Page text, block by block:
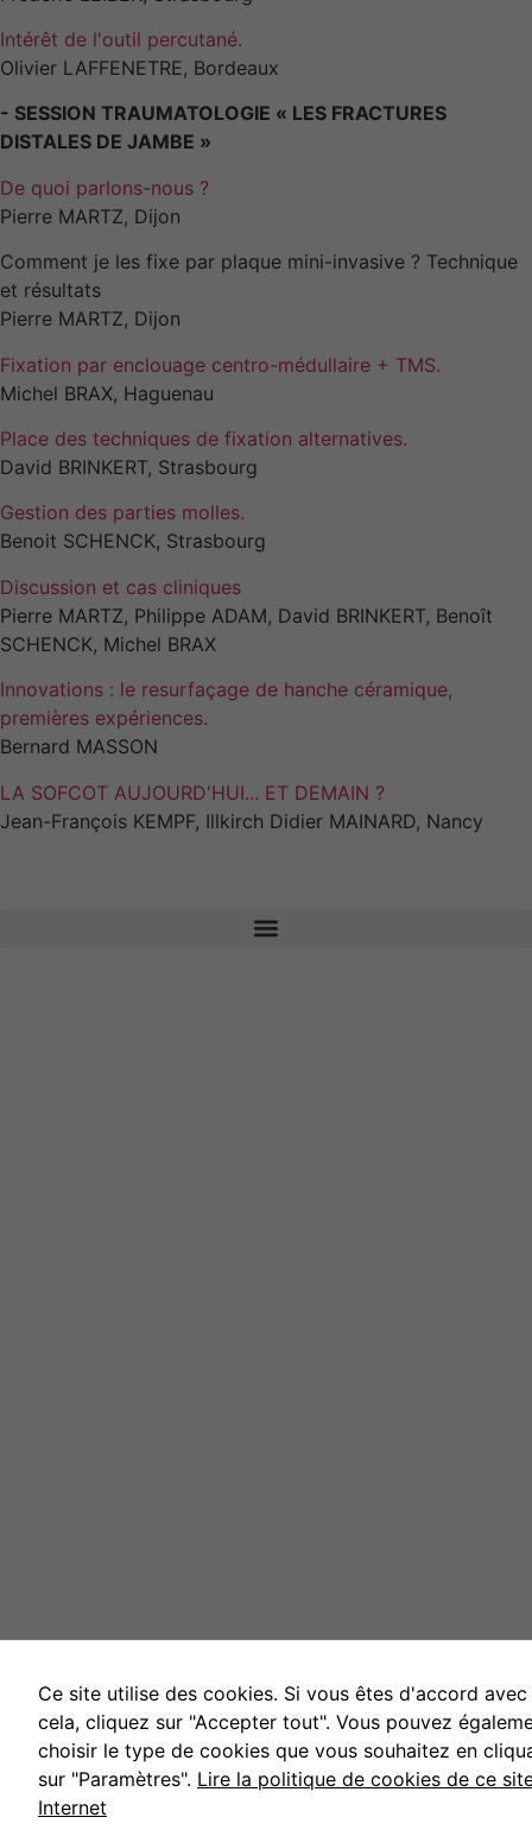
Intérêt de l'outil percutané.
Olivier LAFFENETRE, Bordeaux
- SESSION TRAUMATOLOGIE « LES FRACTURES
DISTALES DE JAMBE »
De quoi parlons-nous ?
Pierre MARTZ, Dijon
Comment je les fixe par plaque mini-invasive ? Technique
et résultats
Pierre MARTZ, Dijon
Fixation par enclouage centro-médullaire + TMS.
Michel BRAX, Haguenau
Place des techniques de fixation alternatives.
David BRINKERT, Strasbourg
Gestion des parties molles.
Benoit SCHENCK, Strasbourg
Discussion et cas cliniques
Pierre MARTZ, Philippe ADAM, David BRINKERT, Benoît
SCHENCK, Michel BRAX
Innovations : le resurfaçage de hanche céramique,
premières expériences.
Bernard MASSON
LA SOFCOT AUJOURD'HUI... ET DEMAIN ?
Jean-François KEMPF, Illkirch Didier MAINARD, Nancy
Ce site utilise des cookies. Si vous êtes d'accord avec
cela, cliquez sur "Accepter tout". Vous pouvez
choisir le type de cookies que vous souhaitez en
sur "Paramètres". Lire la politique de cookies de ce
Internet